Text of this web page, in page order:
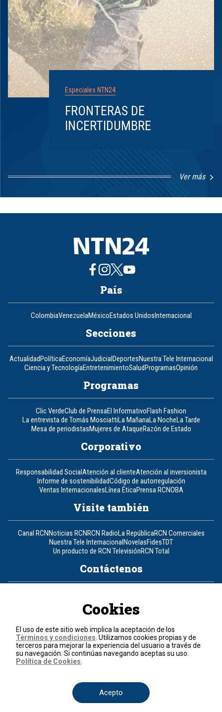
Especiales NTN24
FRONTERAS DE
INCERTIDUMBRE
Ver más
8
País
ColombiaVenezuelaMéxicoEstados UnidosInternacional
Secciones
ActualidadPolíticaEconomíaJudicialDeportesNuestra Tele Internacional
Ciencia y TecnologíaEntretenimientoSaludProgramasOpinión
Programas
Clic VerdeClub de PrensaEl InformativoFlash Fashion
La entrevista de Tomás MosciattiLa MañanaLa NocheLa Tarde
Mesa de periodistasMujeres de AtaqueRazón de Estado
Corporativo
Responsabilidad SocialAtención al clienteAtención al inversionista
Informe de sostenibilidadCódigo de autorregulación
Ventas InternacionalesLínea ÉticaPrensa RCNOBA
Visite también
Canal RCNNoticias RCNRCN RadioLa RepúblicaRCN Comerciales
Nuestra Tele InternacionalNovelasFidesTDT
Un producto de RCN TelevisiónRCN Total
Contáctenos
Política de cookies
Términos y condiciones
© 2026, RCN Medios.
Todos los derechos reservados.
Cookies
El uso de este sitio web implica la aceptación de los
Términos y condiciones . Utilizamos cookies propias y de
terceros para mejorar la experiencia del usuario a través de
su navegación. Si continúas navegando aceptas su uso.
Política de Cookies
Acepto